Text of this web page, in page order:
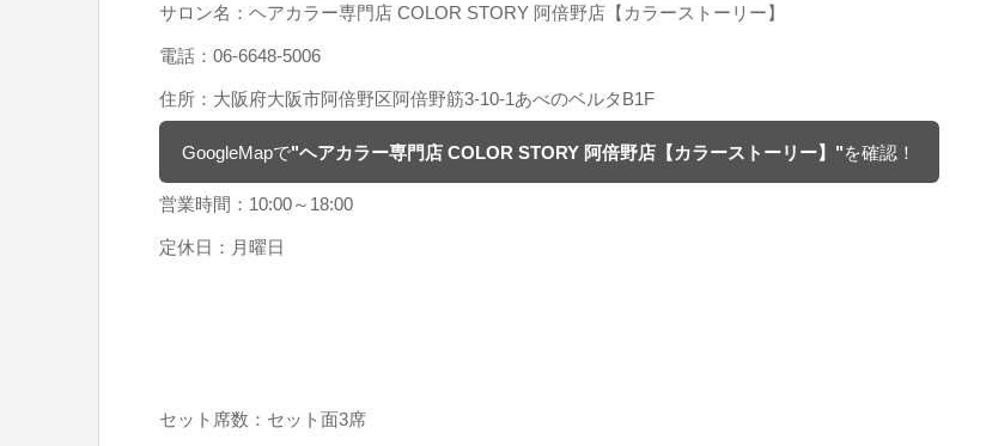
サロン名：ヘアカラー専門店 COLOR STORY 阿倍野店【カラーストーリー】
電話：06-6648-5006
住所：大阪府大阪市阿倍野区阿倍野筋3-10-1あべのベルタB1F
GoogleMapで"ヘアカラー専門店 COLOR STORY 阿倍野店【カラーストーリー】"を確認！
営業時間：10:00～18:00
定休日：月曜日
セット席数：セット面3席